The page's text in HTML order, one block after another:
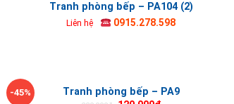
Tranh phòng bếp – PA104 (2)
Liên hệ 0915.278.598
-45% Tranh phòng bếp – PA9